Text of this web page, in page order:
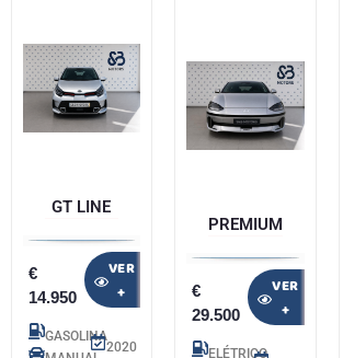
GT LINE
€
14.950
VER
+
GASOLINA
2020
PREMIUM
€
29.500
VER
+
ELÉTRICO